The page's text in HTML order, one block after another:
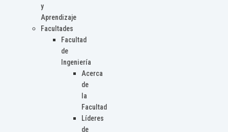
y
Aprendizaje
Facultades
Facultad
de
Ingeniería
Acerca
de
la
Facultad
Líderes
de